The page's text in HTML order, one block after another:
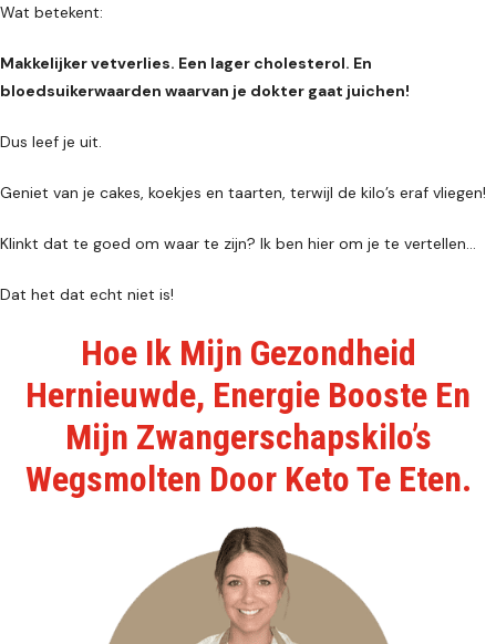
Wat betekent:
Makkelijker vetverlies. Een lager cholesterol. En
bloedsuikerwaarden waarvan je dokter gaat juichen!
Dus leef je uit.
Geniet van je cakes, koekjes en taarten, terwijl de kilo’s eraf vliegen!
Klinkt dat te goed om waar te zijn? Ik ben hier om je te vertellen…
Dat het dat echt niet is!
Hoe Ik Mijn Gezondheid
Hernieuwde, Energie Booste En
Mijn Zwangerschapskilo’s
Wegsmolten Door Keto Te Eten.